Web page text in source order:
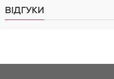
ВІДГУКИ